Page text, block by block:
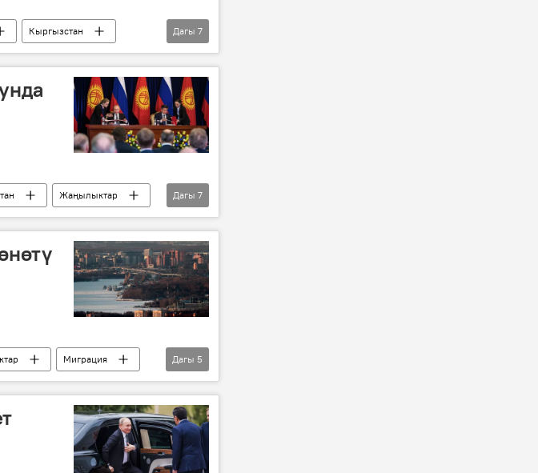
Кыргызстан
Жээнбеков
Дагы 7
Жаңылыктар
Путин
Дагы 7
Миграция
Россия
Дагы 5